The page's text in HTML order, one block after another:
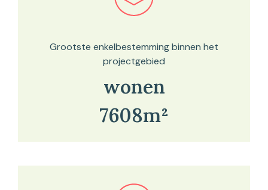
Bekijk in onze kaartviewer
Grootste enkelbestemming binnen het
projectgebied
wonen
7608m²